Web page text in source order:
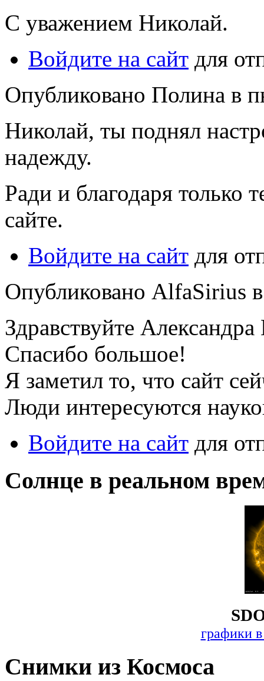
С уважением Николай.
Войдите на сайт для
Опубликовано Полина в
Николай, ты поднял
надежду.
Ради и благодаря только
сайте.
Войдите на сайт для
Опубликовано AlfaSirius
Здравствуйте
Спасибо большое!
Я заметил то, что сайт
Люди интересуются
Войдите на сайт для
Солнце в реальном
графики
Снимки из Космоса